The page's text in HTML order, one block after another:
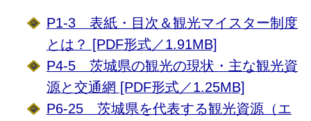
P1-3 表紙・目次＆観光マイスター制度
とは？ [PDF形式／1.91MB]
P4-5 茨城県の観光の現状・主な観光資
源と交通網 [PDF形式／1.25MB]
P6-25 茨城県を代表する観光資源（エ